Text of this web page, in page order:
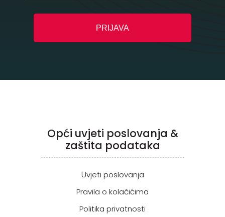
Opći uvjeti poslovanja &
zaštita podataka
Uvjeti poslovanja
Pravila o kolačićima
Politika privatnosti